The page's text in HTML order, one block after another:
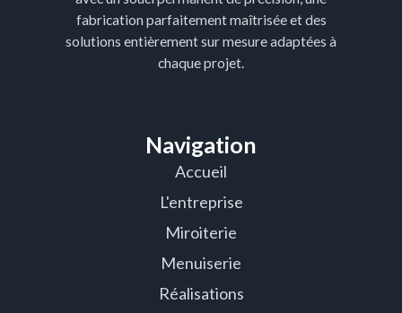
fabrication parfaitement maîtrisée et des
solutions entièrement sur mesure adaptées à
chaque projet.
Navigation
Accueil
L'entreprise
Miroiterie
Menuiserie
Réalisations